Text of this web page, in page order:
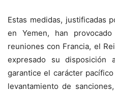
Estas medidas, justificadas
en Yemen, han
reuniones con Francia, el
expresado su disposición
garantice el carácter
levantamiento de